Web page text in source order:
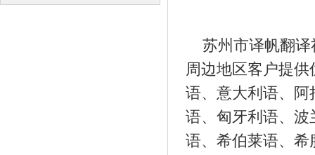
苏州市译帆翻译
周边地区客户提
语、意大利语、
语、匈牙利语、
语、希伯莱语、